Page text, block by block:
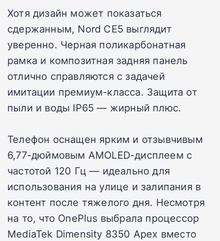
Хотя дизайн может показаться
сдержанным, Nord CE5 выглядит
уверенно. Черная поликарбонатная
рамка и композитная задняя панель
отлично справляются с задачей
имитации премиум-класса. Защита от
пыли и воды IP65 — жирный плюс.
Телефон оснащен ярким и отзывчивым
6,77-дюймовым AMOLED-дисплеем с
частотой 120 Гц — идеально для
использования на улице и залипания в
контент после тяжелого дня. Несмотря
на то, что OnePlus выбрала процессор
MediaTek Dimensity 8350 Apex вместо